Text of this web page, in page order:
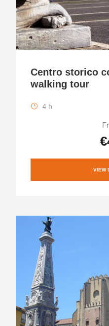
Centro storico
walking tour
4 h
VIEW